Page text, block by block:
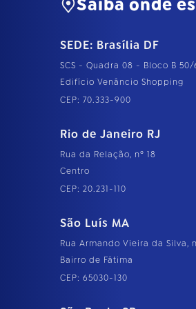
Saiba onde
SEDE: Brasília DF
SCS - Quadra 08 - Bloco B 50/
Edifício Venâncio Shopping
CEP: 70.333-900
Rio de Janeiro RJ
Rua da Relação, nº 18
Centro
CEP: 20.231-110
São Luís MA
Rua Armando Vieira da Silva,
Bairro de Fátima
CEP: 65030-130